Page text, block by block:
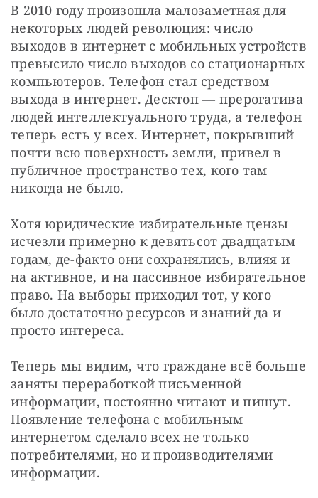
В 2010 году произошла малозаметная для
некоторых людей революция: число
выходов в интернет с мобильных устройств
превысило число выходов со стационарных
компьютеров. Телефон стал средством
выхода в интернет. Десктоп — прерогатива
людей интеллектуального труда, а телефон
теперь есть у всех. Интернет, покрывший
почти всю поверхность земли, привел в
публичное пространство тех, кого там
никогда не было.
Хотя юридические избирательные цензы
исчезли примерно к девятьсот двадцатым
годам, де-факто они сохранялись, влияя и
на активное, и на пассивное избирательное
право. На выборы приходил тот, у кого
было достаточно ресурсов и знаний да и
просто интереса.
Теперь мы видим, что граждане всё больше
заняты переработкой письменной
информации, постоянно читают и пишут.
Появление телефона с мобильным
интернетом сделало всех не только
потребителями, но и производителями
информации.